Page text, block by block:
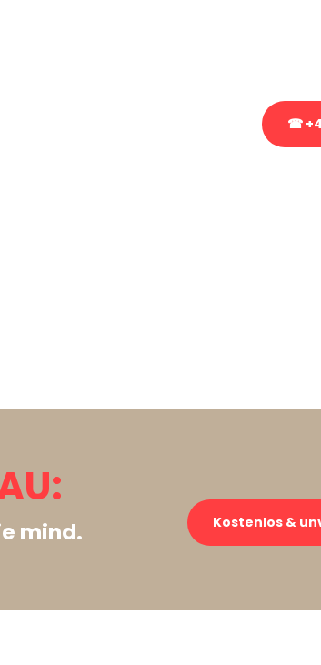
☎
mind.
Kostenlos &